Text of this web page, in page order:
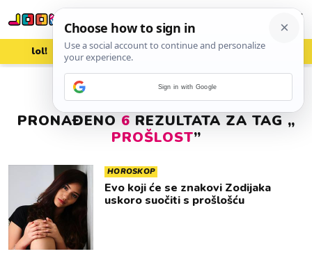
lol! aww vrh! woot?!
PRONAĐENO 6 REZULTATA ZA TAG „
PROŠLOST”
HOROSKOP
Evo koji će se znakovi Zodijaka
uskoro suočiti s prošlošću
Sign in with Google